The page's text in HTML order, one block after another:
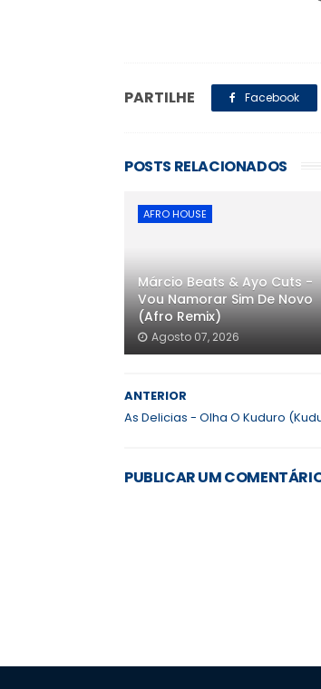
PARTILHE Facebook
POSTS RELACIONADOS
AFRO HOUSE
Márcio Beats & Ayo Cuts -
Vou Namorar Sim De Novo
(Afro Remix)
Agosto 07, 2026
ANTERIOR
As Delicias - Olha O Kuduro
PUBLICAR UM